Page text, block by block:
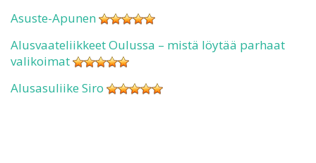
Asuste-Apunen
Alusvaateliikkeet Oulussa – mistä löytää parhaat
valikoimat
Alusasuliike Siro